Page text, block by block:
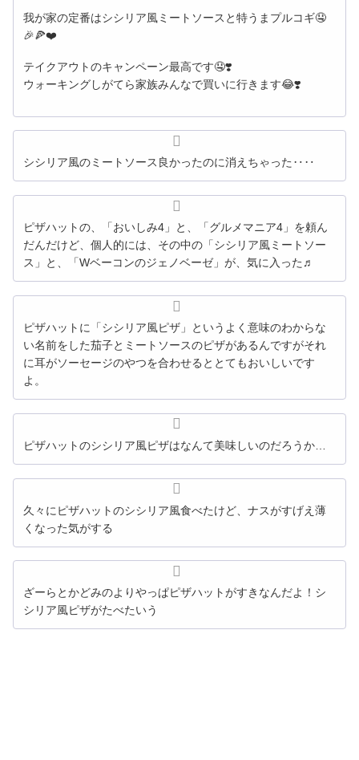
我が家の定番はシシリア風ミートソースと特うまプルコギ🤤
🎉🍕❤️
テイクアウトのキャンペーン最高です🤤❣️
ウォーキングしがてら家族みんなで買いに行きます😂❣️
シシリア風のミートソース良かったのに消えちゃった‥‥
ピザハットの、「おいしみ4」と、「グルメマニア4」を頼ん
だんだけど、個人的には、その中の「シシリア風ミートソー
ス」と、「Wベーコンのジェノベーゼ」が、気に入った♬
ピザハットに「シシリア風ピザ」というよく意味のわからな
い名前をした茄子とミートソースのピザがあるんですがそれ
に耳がソーセージのやつを合わせるととてもおいしいです
よ。
ピザハットのシシリア 風ピザはなんて美味しいのだろうか…
久々に ピザハットのシシリア 風食べたけど、ナスがすげえ薄
くなった気がする
ざーらとかどみのよりやっぱピザハットがすきなんだよ！ シ
シリア風ピザがたべたいう